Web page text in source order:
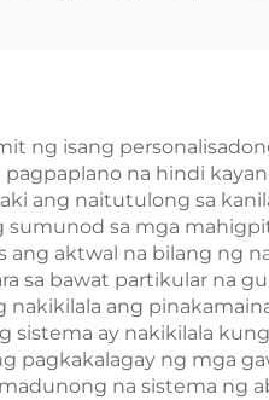
ng isang
na hindi
ang naitutulong sa
sa mga
ang aktwal na bilang ng
sa bawat partikular na
ang
sistema ay nakikilala
ng mga
na sistema ng